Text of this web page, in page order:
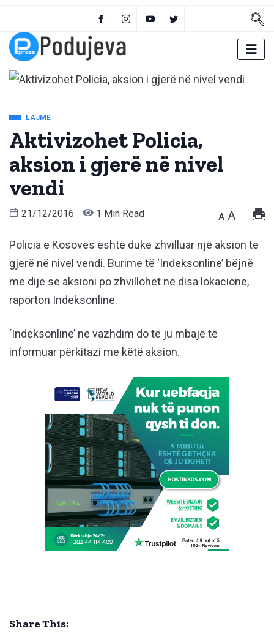
LAJME
Aktivizohet Policia,
aksion i gjerë në nivel
vendi
21/12/2016 1 Min Read A A
Policia e Kosovës është duke zhvilluar një aksion të
gjerë në nivel vendi. Burime të ‘Indeksonline’ bëjnë
me dije se aksioni po zhvillohet në disa lokacione,
raporton Indeksonline.
‘Indeksonline’ në vazhdim do të ju mbajë të
informuar përkitazi me këtë aksion.
Share This: